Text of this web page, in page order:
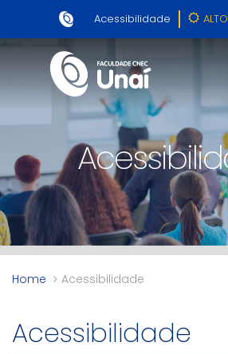
Acessibilidade
Home Acessibilidade
Acessibilidade